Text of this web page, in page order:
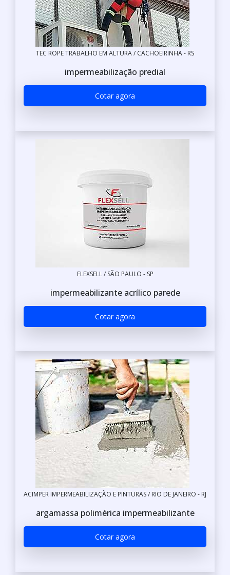
TEC ROPE TRABALHO EM ALTURA / CACHOEIRINHA - RS
impermeabilização predial
Cotar agora
FLEXSELL / SÃO PAULO - SP
impermeabilizante acrílico parede
Cotar agora
ACIMPER IMPERMEABILIZAÇÃO E PINTURAS / RIO DE JANEIRO - RJ
argamassa polimérica impermeabilizante
Cotar agora